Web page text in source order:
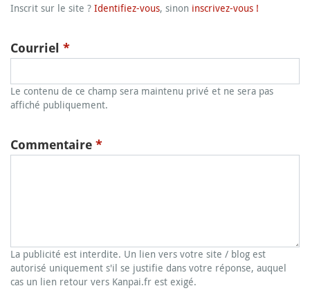
Inscrit sur le site ? Identifiez-vous, sinon inscrivez-vous !
Courriel *
Le contenu de ce champ sera maintenu privé et ne sera pas
affiché publiquement.
Commentaire *
La publicité est interdite. Un lien vers votre site / blog est
autorisé uniquement s'il se justifie dans votre réponse, auquel
cas un lien retour vers Kanpai.fr est exigé.